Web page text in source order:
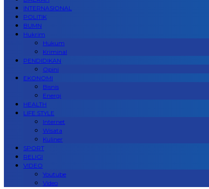
INTERNASIONAL
POLITIK
BUMN
Hukrim
Hukum
Kriminal
PENDIDIKAN
Opini
EKONOMI
Bisnis
Energi
HEALTH
LIFE STYLE
Internet
Wisata
Kuliner
SPORT
RELIGI
VIDEO
Youtube
Video